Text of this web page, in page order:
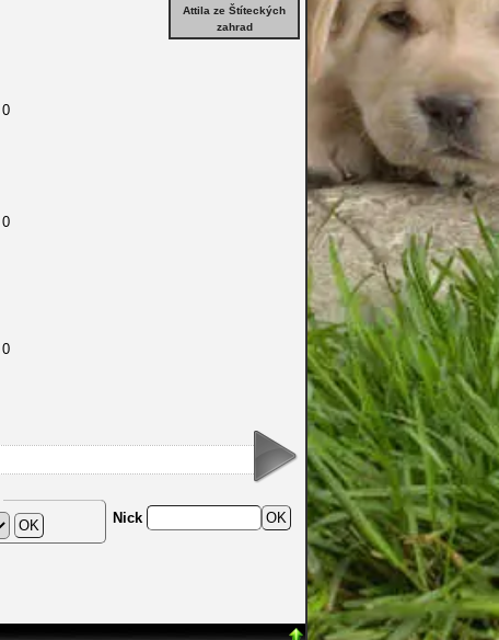
Attila ze Štíteckých
zahrad
0
0
0
Nick